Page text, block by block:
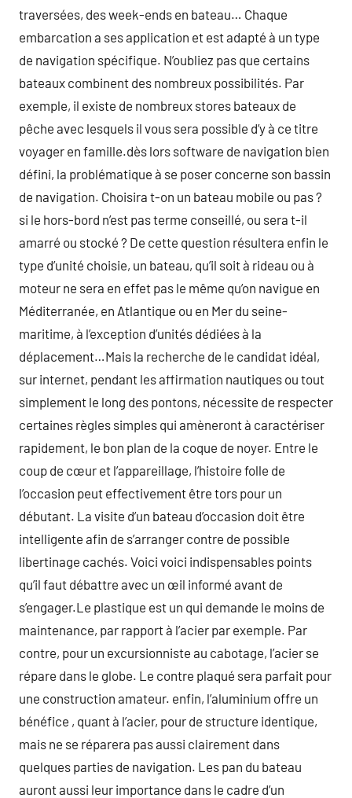
traversées, des week-ends en bateau… Chaque
embarcation a ses application et est adapté à un type
de navigation spécifique. N’oubliez pas que certains
bateaux combinent des nombreux possibilités. Par
exemple, il existe de nombreux stores bateaux de
pêche avec lesquels il vous sera possible d’y à ce titre
voyager en famille.dès lors software de navigation bien
défini, la problématique à se poser concerne son bassin
de navigation. Choisira t-on un bateau mobile ou pas ?
si le hors-bord n’est pas terme conseillé, ou sera t-il
amarré ou stocké ? De cette question résultera enfin le
type d’unité choisie, un bateau, qu’il soit à rideau ou à
moteur ne sera en effet pas le même qu’on navigue en
Méditerranée, en Atlantique ou en Mer du seine-
maritime, à l’exception d’unités dédiées à la
déplacement…Mais la recherche de le candidat idéal,
sur internet, pendant les affirmation nautiques ou tout
simplement le long des pontons, nécessite de respecter
certaines règles simples qui amèneront à caractériser
rapidement, le bon plan de la coque de noyer. Entre le
coup de cœur et l’appareillage, l’histoire folle de
l’occasion peut effectivement être tors pour un
débutant. La visite d’un bateau d’occasion doit être
intelligente afin de s’arranger contre de possible
libertinage cachés. Voici voici indispensables points
qu’il faut débattre avec un œil informé avant de
s’engager.Le plastique est un qui demande le moins de
maintenance, par rapport à l’acier par exemple. Par
contre, pour un excursionniste au cabotage, l’acier se
répare dans le globe. Le contre plaqué sera parfait pour
une construction amateur. enfin, l’aluminium offre un
bénéfice , quant à l’acier, pour de structure identique,
mais ne se réparera pas aussi clairement dans
quelques parties de navigation. Les pan du bateau
auront aussi leur importance dans le cadre d’un